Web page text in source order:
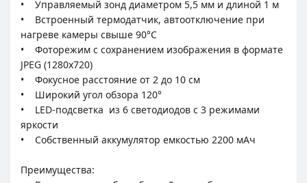
• Управляемый зонд диаметром 5,5 мм и длиной 1 м
• Встроенный термодатчик, автоотключение при
нагреве камеры свыше 90°C
• Фоторежим с сохранением изображения в формате
JPEG (1280x720)
• Фокусное расстояние от 2 до 10 см
• Широкий угол обзора 120°
• LED-подсветка из 6 светодиодов с 3 режимами
яркости
• Собственный аккумулятор емкостью 2200 мАч
Преимущества: